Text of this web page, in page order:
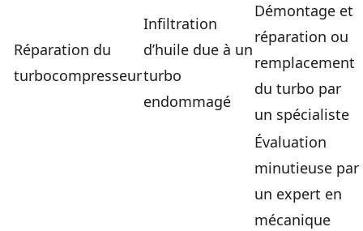
Réparation du
turbocompresseur
Infiltration
d’huile due à un
turbo
endommagé
Démontage et
réparation ou
remplacement
du turbo par
un spécialiste
Évaluation
minutieuse par
un expert en
mécanique